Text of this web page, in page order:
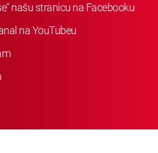
našu stranicu na Facebooku
na YouTubeu